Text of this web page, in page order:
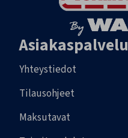
Asiakaspalvelu
Yhteystiedot
Tilausohjeet
Maksutavat